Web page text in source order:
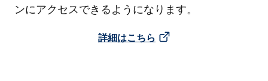
ンにアクセスできるようになります。
詳細はこちら